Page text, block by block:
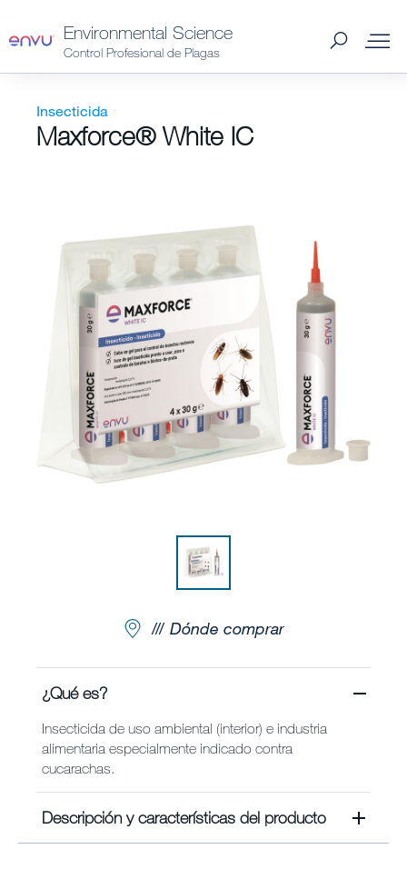
Environmental Science
Control Profesional de Plagas
Carreras
Productos Spain
Distribuidores Spain
Consejos y preguntas
Noticias y Artículos
Noticias y Artículos
Insecticida
Maxforce® White IC
Dónde comprar
¿Qué es?
Insecticida de uso ambiental (interior) e industria
alimentaria especialmente indicado contra
cucarachas.
Descripción y características del producto